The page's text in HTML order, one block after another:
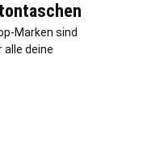
Marken sind
alle deine